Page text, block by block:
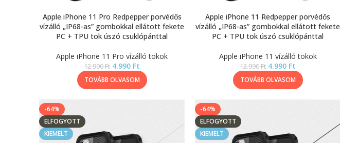
Apple iPhone 11 Pro Redpepper porvédős
vízálló „IP68-as” gombokkal ellátott fekete
PC + TPU tok úszó csuklópánttal
Apple iPhone 11 Pro vízálló tokok
12.990Ft 4.990 Ft
TOVÁBB OLVASOM
Apple iPhone 11 Redpepper porvédős
vízálló „IP68-as” gombokkal ellátott fekete
PC + TPU tok úszó csuklópánttal
Apple iPhone 11 vízálló tokok
12.990Ft 4.990 Ft
TOVÁBB OLVASOM
-64%
ELFOGYOTT
KIEMELT
-64%
ELFOGYOTT
KIEMELT